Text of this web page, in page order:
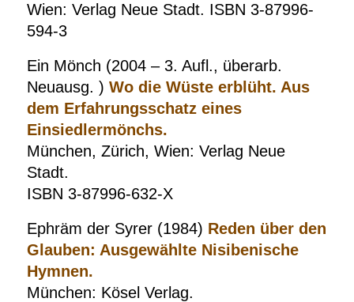
Wien: Verlag Neue Stadt. ISBN 3-87996-
594-3
Ein Mönch (2004 – 3. Aufl., überarb.
Neuausg. ) Wo die Wüste erblüht. Aus
dem Erfahrungsschatz eines
Einsiedlermönchs.
München, Zürich, Wien: Verlag Neue
Stadt.
ISBN 3-87996-632-X
Ephräm der Syrer (1984) Reden über den
Glauben: Ausgewählte Nisibenische
Hymnen.
München: Kösel Verlag.